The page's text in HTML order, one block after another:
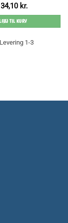
kr..
kr.
aktuelle
pris
134,10 kr..
TIL KURV
1-3